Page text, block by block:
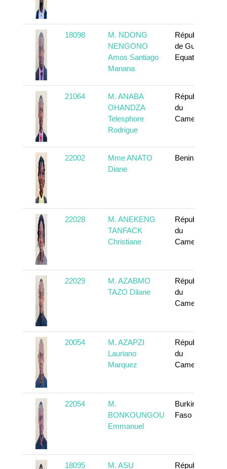
18098
M. NDONG
NENGONO
Amos Santiago
Manana
République
de Guinée
Equatoriale
21064
M. ANABA
OHANDZA
Telesphore
Rodrigue
République
du
Cameroun
22002
Mme ANATO
Diane
Benin
22028
M. ANEKENG
TANFACK
Christiane
République
du
Cameroun
22029
M. AZABMO
TAZO Dilane
République
du
Cameroun
20054
M. AZAPZI
Lauriano
Marquez
République
du
Cameroun
22054
M.
BONKOUNGOU
Emmanuel
Burkina
Faso
18095 M. ASU République